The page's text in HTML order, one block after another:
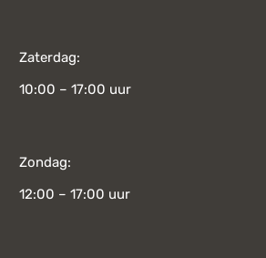
Zaterdag:
10:00 – 17:00 uur
Zondag:
12:00 – 17:00 uur